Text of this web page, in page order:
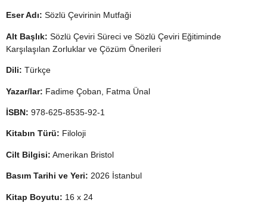
Eser Adı: Sözlü Çevirinin Mutfaği
Alt Başlık: Sözlü Çeviri Süreci ve Sözlü Çeviri Eğitiminde
Karşılaşılan Zorluklar ve Çözüm Önerileri
Dili: Türkçe
Yazar/lar: Fadime Çoban, Fatma Ünal
İSBN: 978-625-8535-92-1
Kitabın Türü: Filoloji
Cilt Bilgisi: Amerikan Bristol
Basım Tarihi ve Yeri: 2026 İstanbul
Kitap Boyutu: 16 x 24